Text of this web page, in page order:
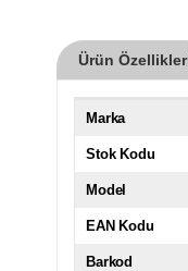
Ürün
Marka
Stok Kodu
Model
EAN Kodu
Barkod